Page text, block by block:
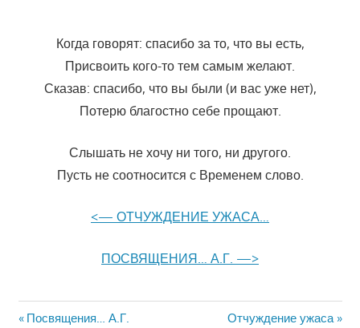
Когда говорят: спасибо за то, что вы есть,
Присвоить кого-то тем самым желают.
Сказав: спасибо, что вы были (и вас уже нет),
Потерю благостно себе прощают.
Слышать не хочу ни того, ни другого.
Пусть не соотносится с Временем слово.
<— ОТЧУЖДЕНИЕ УЖАСА…
ПОСВЯЩЕНИЯ… А.Г. —>
Previous
Посвящения… А.Г.
Next
Отчуждение ужаса